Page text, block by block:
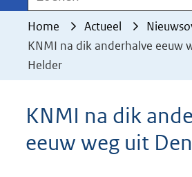
geweigerd.
Home Actueel
KNMI na dik anderhalve eeuw
Helder
KNMI na dik
eeuw weg uit